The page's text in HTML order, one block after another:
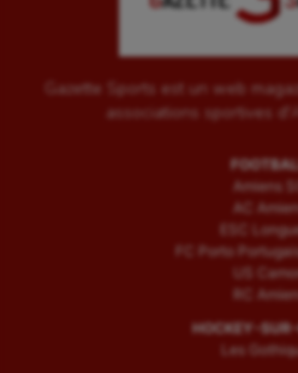
Gazette Sports est un web
associations sportives
Amiens SC
AC
ESC
FC Porto
US
RC
HOCKEY-
Les